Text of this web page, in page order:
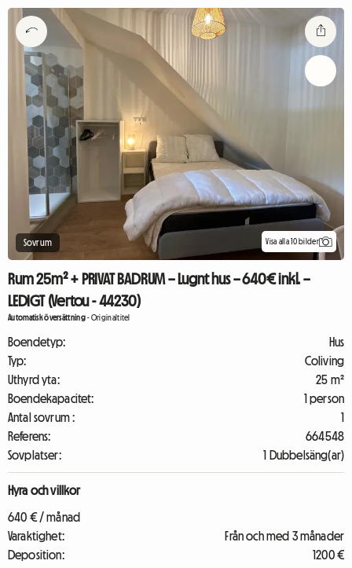
Sovrum Visa alla 10 bilder
Rum 25m² + PRIVAT BADRUM – Lugnt hus – 640€ inkl. –
LEDIGT (Vertou - 44230)
Automatisk översättning-Originaltitel
Boendetyp:
Hus
Typ:
Coliving
Uthyrd yta:
25 m²
Boendekapacitet:
1 person
Antal sovrum :
1
Referens:
664548
Sovplatser:
1 Dubbelsäng(ar)
Hyra och villkor
640 € / månad
Varaktighet:
Från och med 3 månader
Deposition:
1200 €